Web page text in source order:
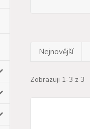
Nejnovější
Zobrazuji 1-3 z 3